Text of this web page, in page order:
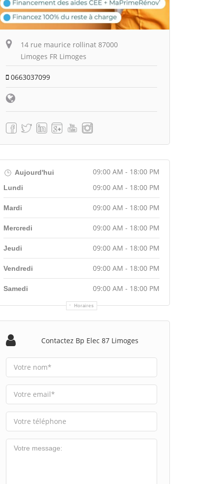
14 rue maurice rollinat 87000
Limoges FR Limoges
0663037099
Aujourd'hui 09:00 AM - 18:00 PM
Horaires
Lundi 09:00 AM - 18:00 PM
Mardi 09:00 AM - 18:00 PM
Mercredi 09:00 AM - 18:00 PM
Jeudi 09:00 AM - 18:00 PM
Vendredi 09:00 AM - 18:00 PM
Samedi 09:00 AM - 18:00 PM
Contactez Bp Elec 87 Limoges